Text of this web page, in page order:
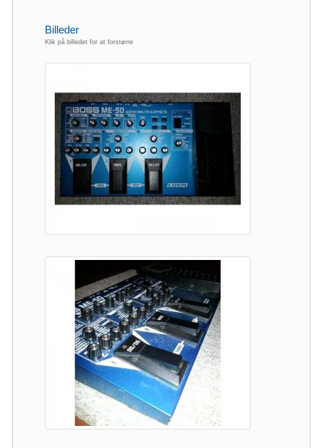
Billeder
Klik på billedet for at forstørre